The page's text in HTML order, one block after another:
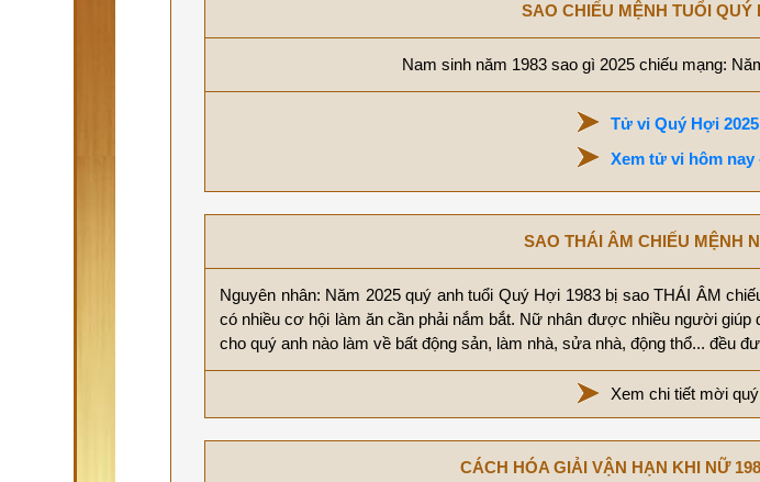
SAO CHIẾU MỆNH TUỔI
Nam sinh năm 1983 sao gì 2025 chiếu mạng:
Tử vi Quý Hợi
Xem tử vi hôm nay
SAO THÁI ÂM CHIẾU MỆNH
Nguyên nhân: Năm 2025 quý anh tuổi Quý Hợi 1983 bị sao THÁI ÂM
có nhiều cơ hội làm ăn cần phải nắm bắt. Nữ nhân được nhiều người
cho quý anh nào làm về bất động sản, làm nhà, sửa nhà, động thổ... đều
Xem chi tiết mời
CÁCH HÓA GIẢI VẬN HẠN KHI NỮ